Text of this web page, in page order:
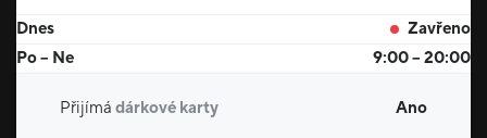
Dnes
Zavřeno
Po – Ne
9:00 – 20:00
Přijímá dárkové karty Ano